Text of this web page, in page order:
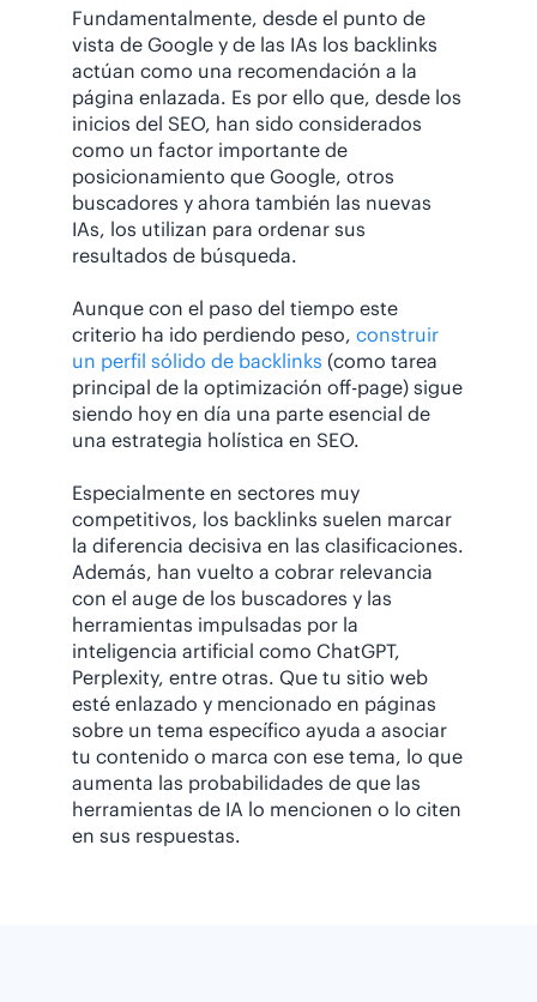
Fundamentalmente, desde el punto de
vista de Google y de las IAs los backlinks
actúan como una recomendación a la
página enlazada. Es por ello que, desde los
inicios del SEO, han sido considerados
como un factor importante de
posicionamiento que Google, otros
buscadores y ahora también las nuevas
IAs, los utilizan para ordenar sus
resultados de búsqueda.
Aunque con el paso del tiempo este
criterio ha ido perdiendo peso, construir
un perfil sólido de backlinks (como tarea
principal de la optimización off-page) sigue
siendo hoy en día una parte esencial de
una estrategia holística en SEO.
Especialmente en sectores muy
competitivos, los backlinks suelen marcar
la diferencia decisiva en las clasificaciones.
Además, han vuelto a cobrar relevancia
con el auge de los buscadores y las
herramientas impulsadas por la
inteligencia artificial como ChatGPT,
Perplexity, entre otras. Que tu sitio web
esté enlazado y mencionado en páginas
sobre un tema específico ayuda a asociar
tu contenido o marca con ese tema, lo que
aumenta las probabilidades de que las
herramientas de IA lo mencionen o lo citen
en sus respuestas.